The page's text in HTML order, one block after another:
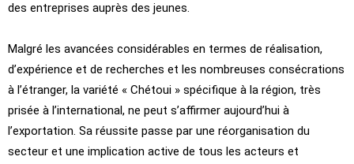
des entreprises auprès des jeunes.
Malgré les avancées considérables en termes de réalisation,
d’expérience et de recherches et les nombreuses consécrations
à l’étranger, la variété « Chétoui » spécifique à la région, très
prisée à l’international, ne peut s’affirmer aujourd’hui à
l’exportation. Sa réussite passe par une réorganisation du
secteur et une implication active de tous les acteurs et